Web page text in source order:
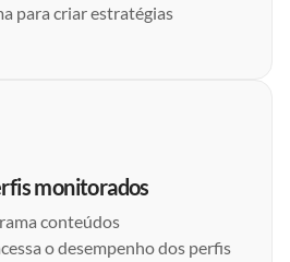
para criar estratégias
monitorados
conteúdos
o desempenho dos perfis